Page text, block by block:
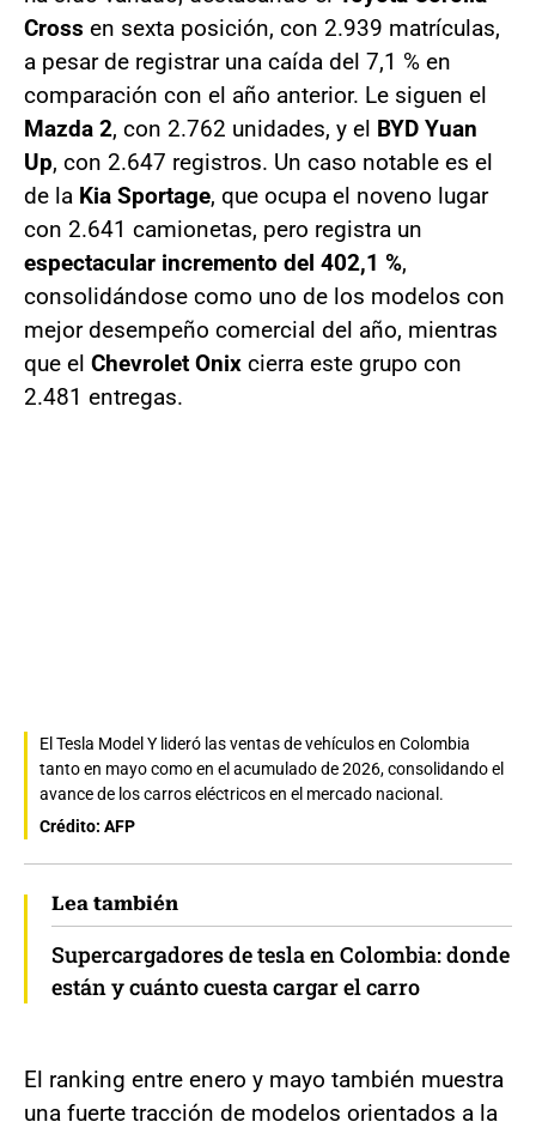
Cross en sexta posición, con 2.939 matrículas,
a pesar de registrar una caída del 7,1 % en
comparación con el año anterior. Le siguen el
Mazda 2, con 2.762 unidades, y el BYD Yuan
Up, con 2.647 registros. Un caso notable es el
de la Kia Sportage, que ocupa el noveno lugar
con 2.641 camionetas, pero registra un
espectacular incremento del 402,1 %,
consolidándose como uno de los modelos con
mejor desempeño comercial del año, mientras
que el Chevrolet Onix cierra este grupo con
2.481 entregas.
El Tesla Model Y lideró las ventas de vehículos en Colombia
tanto en mayo como en el acumulado de 2026, consolidando el
avance de los carros eléctricos en el mercado nacional.
Crédito: AFP
Lea también
Supercargadores de tesla en Colombia: donde
están y cuánto cuesta cargar el carro
El ranking entre enero y mayo también muestra
una fuerte tracción de modelos orientados a la